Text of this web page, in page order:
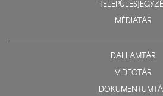
MÉDIATÁR
DALLAMTÁR
VIDEOTÁR